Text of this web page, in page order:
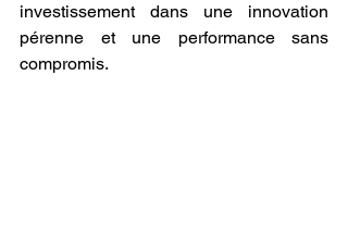
investissement dans une innovation
pérenne et une performance sans
compromis.